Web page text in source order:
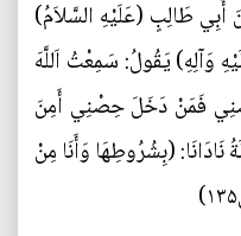
طَالِبٍ (عَلَيْهِ السَّلاَمُ)
وَآلِهِ) يَقُولُ: سَمِعْتُ اَللَّهَ
فَمَنْ دَخَلَ حِصْنِي أَمِنَ
(بِشُرُوطِهَا وَأَنَا مِنْ